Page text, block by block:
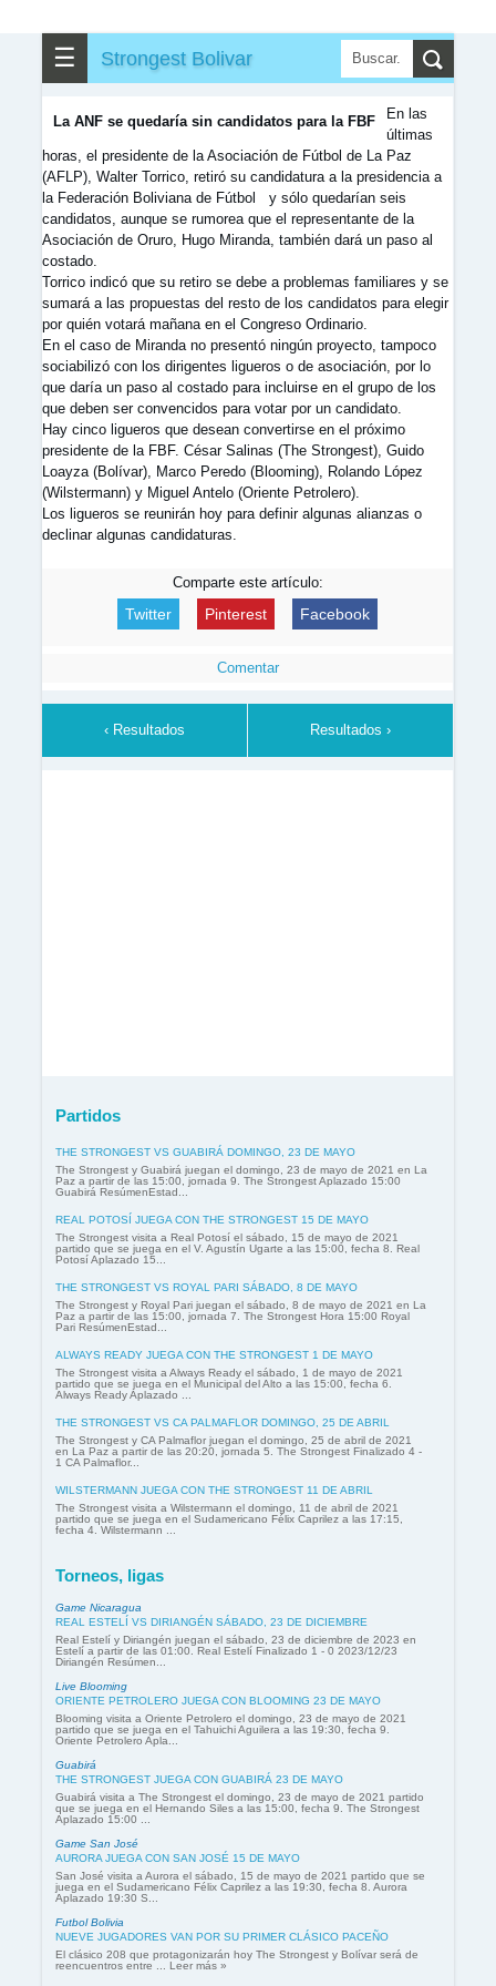
☰ Strongest Bolivar
La ANF se quedaría sin candidatos para la FBF
En las
últimas
horas, el presidente de la Asociación de Fútbol de La Paz
(AFLP), Walter Torrico, retiró su candidatura a la presidencia a
la Federación Boliviana de Fútbol y sólo quedarían seis
candidatos, aunque se rumorea que el representante de la
Asociación de Oruro, Hugo Miranda, también dará un paso al
costado.
Torrico indicó que su retiro se debe a problemas familiares y se
sumará a las propuestas del resto de los candidatos para elegir
por quién votará mañana en el Congreso Ordinario.
En el caso de Miranda no presentó ningún proyecto, tampoco
sociabilizó con los dirigentes ligueros o de asociación, por lo
que daría un paso al costado para incluirse en el grupo de los
que deben ser convencidos para votar por un candidato.
Hay cinco ligueros que desean convertirse en el próximo
presidente de la FBF. César Salinas (The Strongest), Guido
Loayza (Bolívar), Marco Peredo (Blooming), Rolando López
(Wilstermann) y Miguel Antelo (Oriente Petrolero).
Los ligueros se reunirán hoy para definir algunas alianzas o
declinar algunas candidaturas.
Comparte este artículo:
Twitter Pinterest Facebook
Comentar
‹ Resultados Resultados ›
Partidos
THE STRONGEST VS GUABIRÁ DOMINGO, 23 DE MAYO
The Strongest y Guabirá juegan el domingo, 23 de mayo de 2021 en La
Paz a partir de las 15:00, jornada 9. The Strongest Aplazado 15:00
Guabirá ResúmenEstad...
REAL POTOSÍ JUEGA CON THE STRONGEST 15 DE MAYO
The Strongest visita a Real Potosí el sábado, 15 de mayo de 2021
partido que se juega en el V. Agustín Ugarte a las 15:00, fecha 8. Real
Potosí Aplazado 15...
THE STRONGEST VS ROYAL PARI SÁBADO, 8 DE MAYO
The Strongest y Royal Pari juegan el sábado, 8 de mayo de 2021 en La
Paz a partir de las 15:00, jornada 7. The Strongest Hora 15:00 Royal
Pari ResúmenEstad...
ALWAYS READY JUEGA CON THE STRONGEST 1 DE MAYO
The Strongest visita a Always Ready el sábado, 1 de mayo de 2021
partido que se juega en el Municipal del Alto a las 15:00, fecha 6.
Always Ready Aplazado ...
THE STRONGEST VS CA PALMAFLOR DOMINGO, 25 DE ABRIL
The Strongest y CA Palmaflor juegan el domingo, 25 de abril de 2021
en La Paz a partir de las 20:20, jornada 5. The Strongest Finalizado 4 -
1 CA Palmaflor...
WILSTERMANN JUEGA CON THE STRONGEST 11 DE ABRIL
The Strongest visita a Wilstermann el domingo, 11 de abril de 2021
partido que se juega en el Sudamericano Félix Caprilez a las 17:15,
fecha 4. Wilstermann ...
Torneos, ligas
Game Nicaragua
REAL ESTELÍ VS DIRIANGÉN SÁBADO, 23 DE DICIEMBRE
Real Estelí y Diriangén juegan el sábado, 23 de diciembre de 2023 en
Estelí a partir de las 01:00. Real Estelí Finalizado 1 - 0 2023/12/23
Diriangén Resúmen...
Live Blooming
ORIENTE PETROLERO JUEGA CON BLOOMING 23 DE MAYO
Blooming visita a Oriente Petrolero el domingo, 23 de mayo de 2021
partido que se juega en el Tahuichi Aguilera a las 19:30, fecha 9.
Oriente Petrolero Apla...
Guabirá
THE STRONGEST JUEGA CON GUABIRÁ 23 DE MAYO
Guabirá visita a The Strongest el domingo, 23 de mayo de 2021 partido
que se juega en el Hernando Siles a las 15:00, fecha 9. The Strongest
Aplazado 15:00 ...
Game San José
AURORA JUEGA CON SAN JOSÉ 15 DE MAYO
San José visita a Aurora el sábado, 15 de mayo de 2021 partido que se
juega en el Sudamericano Félix Caprilez a las 19:30, fecha 8. Aurora
Aplazado 19:30 S...
Futbol Bolivia
NUEVE JUGADORES VAN POR SU PRIMER CLÁSICO PACEÑO
El clásico 208 que protagonizarán hoy The Strongest y Bolívar será de
reencuentros entre ... Leer más »
▶ Partidos ▼
✎ Otros ▼